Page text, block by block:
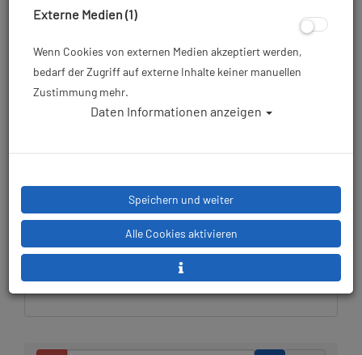
48 - Farbe: Weiß (transparent)
119,00 €*
Lieferbar in 1-2 Wochen,
Bestelleingang beim
Externe Medien (1)
Wenn Cookies von externen Medien akzeptiert werden,
bedarf der Zugriff auf externe Inhalte keiner manuellen
Zustimmung mehr.
Daten Informationen anzeigen
Speichern und weiter
Alle Cookies aktivieren